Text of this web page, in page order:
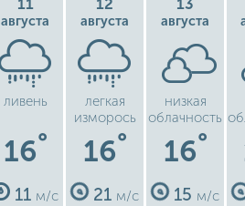
11
августа
ливень
16°
11 м/с
12
августа
легкая
изморось
16°
21 м/с
13
августа
низкая
облачность
16°
15 м/с